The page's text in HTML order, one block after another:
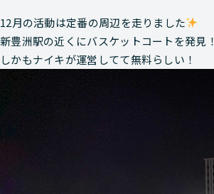
12月の活動は定番の周辺を走りました
新豊洲駅の近くにバスケットコートを発見！
しかもナイキが運営してて無料らしい！